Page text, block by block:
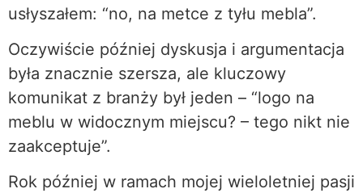
usłyszałem: “no, na metce z tyłu mebla”.
Oczywiście później dyskusja i argumentacja
była znacznie szersza, ale kluczowy
komunikat z branży był jeden – “logo na
meblu w widocznym miejscu? – tego nikt nie
zaakceptuje”.
Rok później w ramach mojej wieloletniej pasji